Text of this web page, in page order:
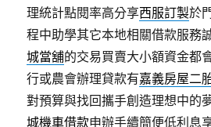
理統計點閱率高分享西服訂製於
程中助學其它本地相關借款服務
城當舖的交易買賣大小額資金都
行或農會辦理貸款有嘉義房屋二
對預算與找回攜手創造理想中的
城機車借款申辦手續簡便低利息